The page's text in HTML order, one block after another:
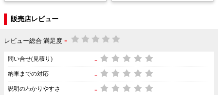
販売店レビュー
レビュー総合 満足度 -
問い合せ(見積り) -
納車までの対応 -
説明のわかりやすさ -